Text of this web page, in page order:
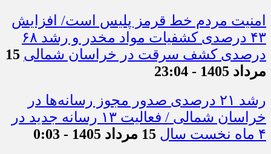
امنیت مردم خط قرمز پلیس است/ افزایش
۴۳ درصدی کشفیات مواد مخدر و رشد ۶۸
درصدی کشف سرقت در خراسان شمالی 15
مرداد 1405 - 23:04
رشد ۲۱ درصدی صدور مجوز رسانه‌ها در
خراسان شمالی / فعالیت ۱۳ رسانه جدید در
۴ ماه نخست سال
15 مرداد 1405 - 0:03